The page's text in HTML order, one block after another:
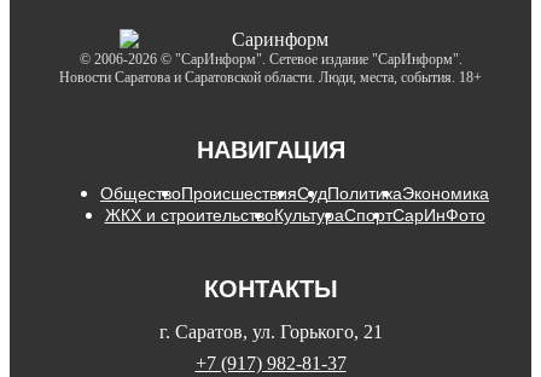
© 2006-2026 © "СарИнформ". Сетевое издание "СарИнформ".
Новости Саратова и Саратовской области. Люди, места, события. 18+
НАВИГАЦИЯ
ОбществоПроисшествияСудПолитикаЭкономика
ЖКХ и строительствоКультураСпортСарИнФото
КОНТАКТЫ
г. Саратов, ул. Горького, 21
+7 (917) 982-81-37